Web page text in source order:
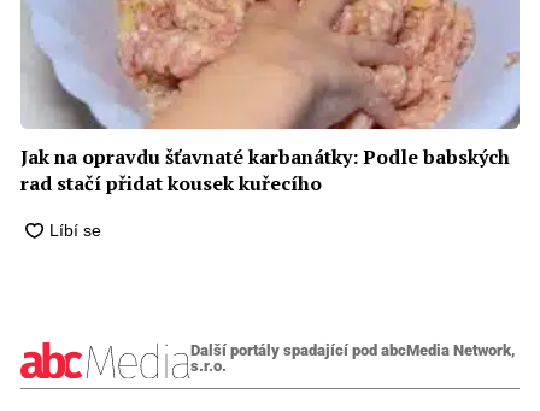
Jak na opravdu šťavnaté karbanátky: Podle babských
rad stačí přidat kousek kuřecího
Další portály spadající pod abcMedia Network,
s.r.o.